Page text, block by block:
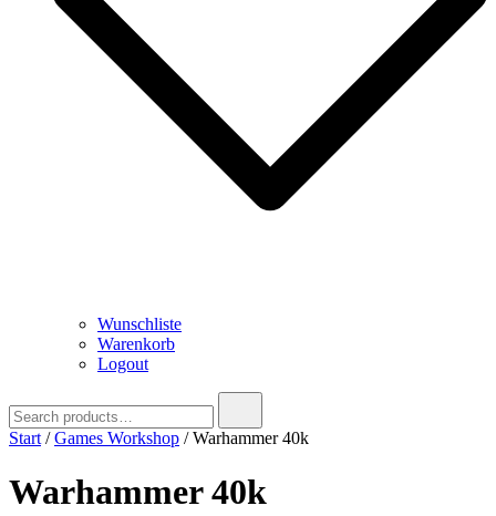
Wunschliste
Warenkorb
Logout
for:
Start /Games Workshop / Warhammer 40k
Warhammer 40k